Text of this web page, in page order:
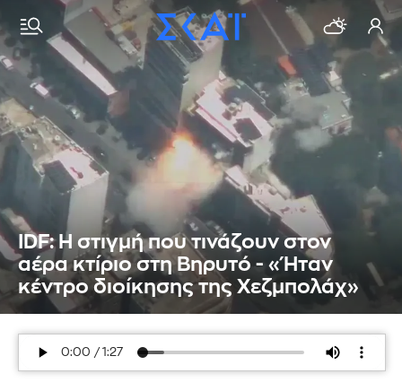
IDF: Η στιγμή που τινάζουν στον
αέρα κτίριο στη Βηρυτό - «Ήταν
κέντρο διοίκησης της Χεζμπολάχ»